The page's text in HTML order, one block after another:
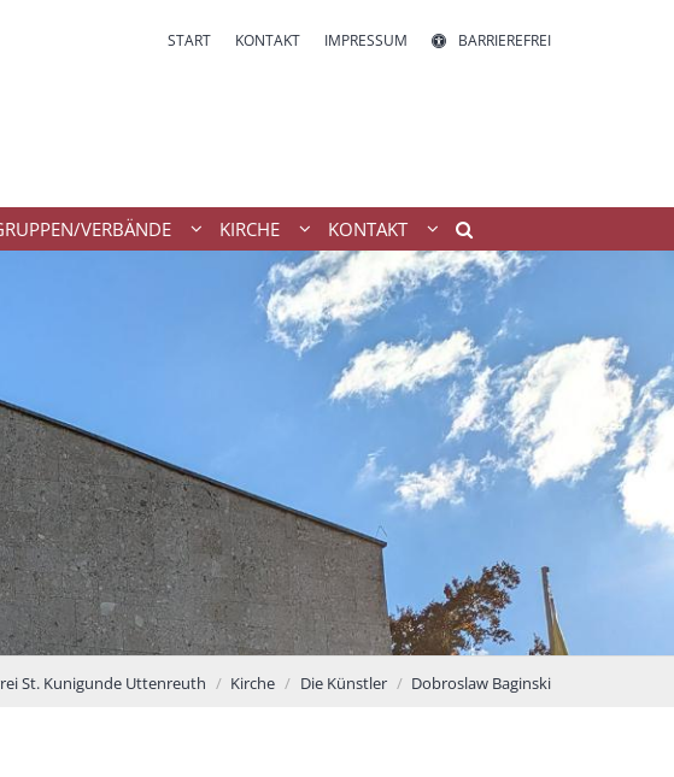
START KONTAKT IMPRESSUM BARRIEREFREI
VERBÄNDE KIRCHE KONTAKT
St. Kunigunde Uttenreuth Kirche Die Künstler Dobroslaw Baginski